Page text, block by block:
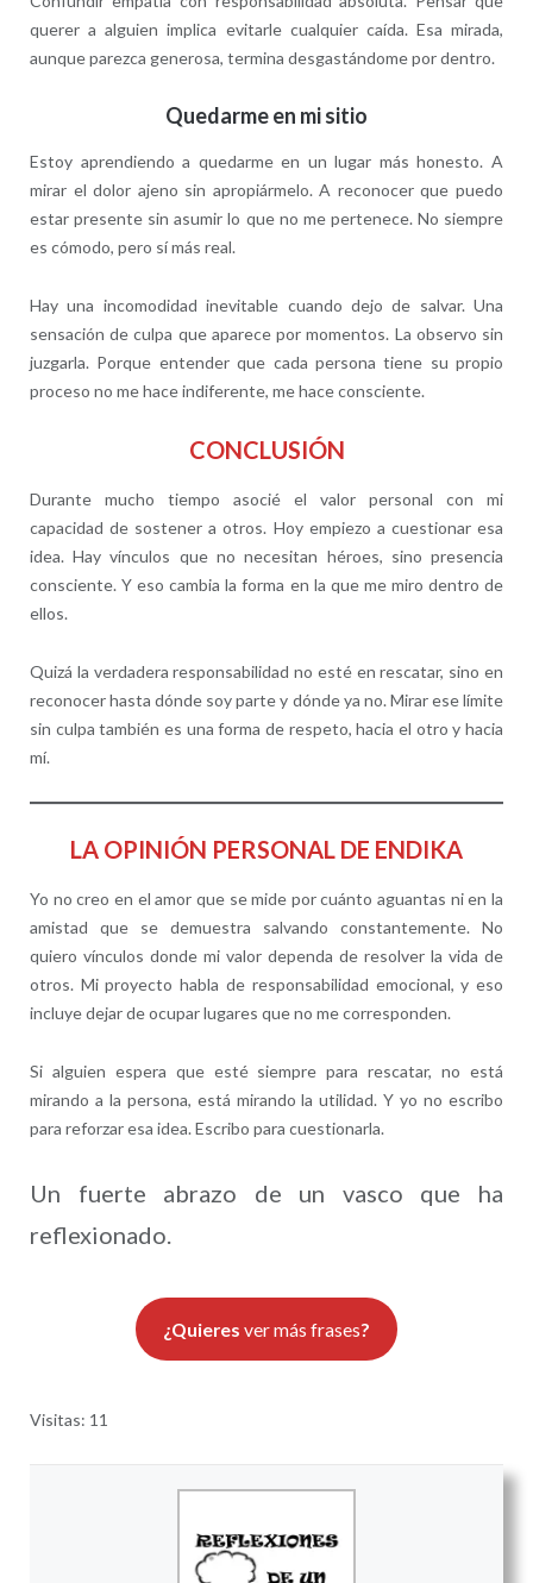
querer a alguien implica evitarle cualquier caída. Esa mirada,
aunque parezca generosa, termina desgastándome por dentro.
Quedarme en mi sitio
Estoy aprendiendo a quedarme en un lugar más honesto. A
mirar el dolor ajeno sin apropiármelo. A reconocer que puedo
estar presente sin asumir lo que no me pertenece. No siempre
es cómodo, pero sí más real.
Hay una incomodidad inevitable cuando dejo de salvar. Una
sensación de culpa que aparece por momentos. La observo sin
juzgarla. Porque entender que cada persona tiene su propio
proceso no me hace indiferente, me hace consciente.
CONCLUSIÓN
Durante mucho tiempo asocié el valor personal con mi
capacidad de sostener a otros. Hoy empiezo a cuestionar esa
idea. Hay vínculos que no necesitan héroes, sino presencia
consciente. Y eso cambia la forma en la que me miro dentro de
ellos.
Quizá la verdadera responsabilidad no esté en rescatar, sino en
reconocer hasta dónde soy parte y dónde ya no. Mirar ese límite
sin culpa también es una forma de respeto, hacia el otro y hacia
mí.
LA OPINIÓN PERSONAL DE ENDIKA
Yo no creo en el amor que se mide por cuánto aguantas ni en la
amistad que se demuestra salvando constantemente. No
quiero vínculos donde mi valor dependa de resolver la vida de
otros. Mi proyecto habla de responsabilidad emocional, y eso
incluye dejar de ocupar lugares que no me corresponden.
Si alguien espera que esté siempre para rescatar, no está
mirando a la persona, está mirando la utilidad. Y yo no escribo
para reforzar esa idea. Escribo para cuestionarla.
Un fuerte abrazo de un vasco que ha
reflexionado.
¿Quieres ver más frases?
Visitas: 11